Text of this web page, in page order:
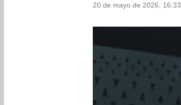
20 de mayo de 2026, 16:33